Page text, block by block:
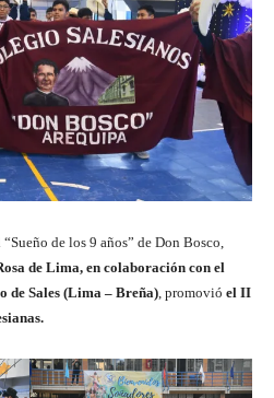
de los 9 años” de Don Bosco,
de Lima, en colaboración con el
de Sales (Lima – Breña), promovió el II